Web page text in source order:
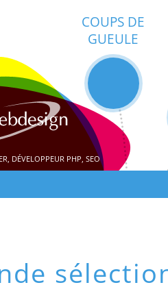
COUPS DE
GUEULE
DÉVELOPPEUR PHP, SEO